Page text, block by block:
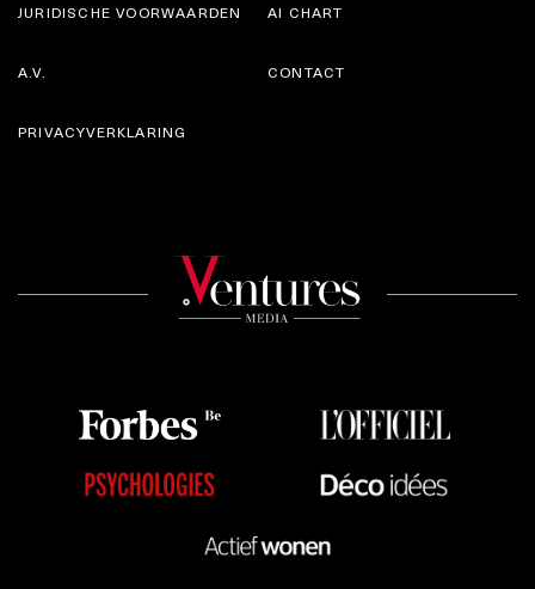
JURIDISCHE VOORWAARDEN
A.V.
AI CHART
CONTACT
PRIVACYVERKLARING